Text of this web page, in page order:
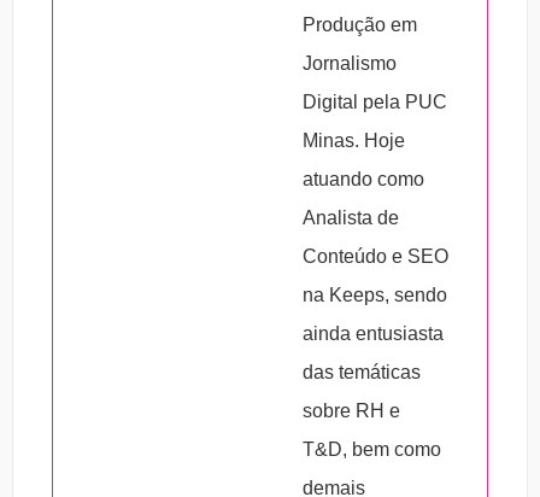
recrutamento que traga bons colaboradores.
4. Desenvolva um projeto remunerativo de
5. Valorize a comunicabilidade.
Produção em
Jornalismo
Digital pela PUC
Minas. Hoje
atuando como
Analista de
Conteúdo e SEO
na Keeps, sendo
ainda entusiasta
das temáticas
sobre RH e
T&D, bem como
demais